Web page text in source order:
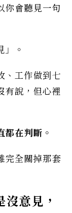
你會聽見一句
」。
、工作做到七
有說，但心裡
都在判斷。
完全關掉那套
意見，